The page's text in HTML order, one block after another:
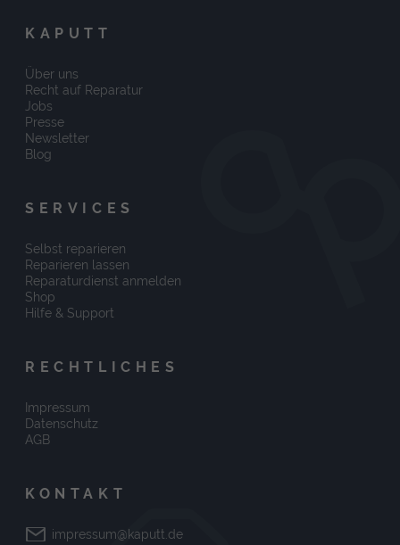
KAPUTT
Über uns
Recht auf Reparatur
Jobs
Presse
Newsletter
Blog
SERVICES
Selbst reparieren
Reparieren lassen
Reparaturdienst anmelden
Shop
Hilfe & Support
RECHTLICHES
Impressum
Datenschutz
AGB
KONTAKT
impressum@kaputt.de